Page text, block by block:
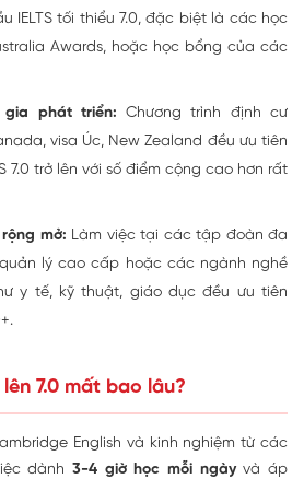
IELTS tối thiểu 7.0, đặc biệt là các học
Awards, hoặc học bổng của các
phát triển: Chương trình định cư
visa Úc, New Zealand đều ưu tiên
7.0 trở lên với số điểm cộng cao hơn rất
mở: Làm việc tại các tập đoàn đa
lý cao cấp hoặc các ngành nghề
y tế, kỹ thuật, giáo dục đều ưu tiên
7.0 mất bao lâu?
English và kinh nghiệm từ các
dành 3-4 giờ học mỗi ngàyvà áp